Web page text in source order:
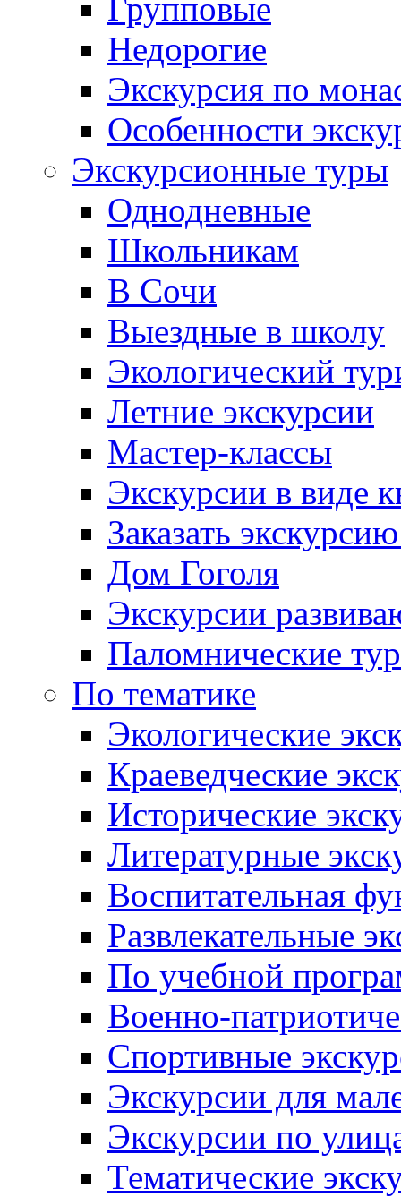
Групповые
Недорогие
Экскурсия по
Особенности
Экскурсионные туры
Однодневные
Школьникам
В Сочи
Выездные в школу
Экологический
Летние экскурсии
Мастер-классы
Экскурсии в виде
Заказать
Дом Гоголя
Экскурсии
Паломнические
По тематике
Экологические
Краеведческие
Исторические
Литературные
Воспитательная
Развлекательные
По учебной
Военно-
Спортивные
Экскурсии для
Экскурсии по
Тематические